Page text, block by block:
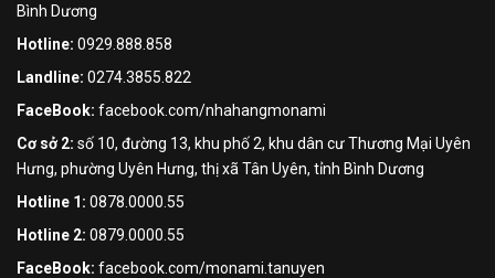
Bình Dương
Hotline: 0929.888.858
Landline: 0274.3855.822
FaceBook: facebook.com/nhahangmonami
Cơ sở 2: số 10, đường 13, khu phố 2, khu dân cư Thương Mại Uyên
Hưng, phường Uyên Hưng, thị xã Tân Uyên, tỉnh Bình Dương
Hotline 1: 0878.0000.55
Hotline 2: 0879.0000.55
FaceBook: facebook.com/monami.tanuyen